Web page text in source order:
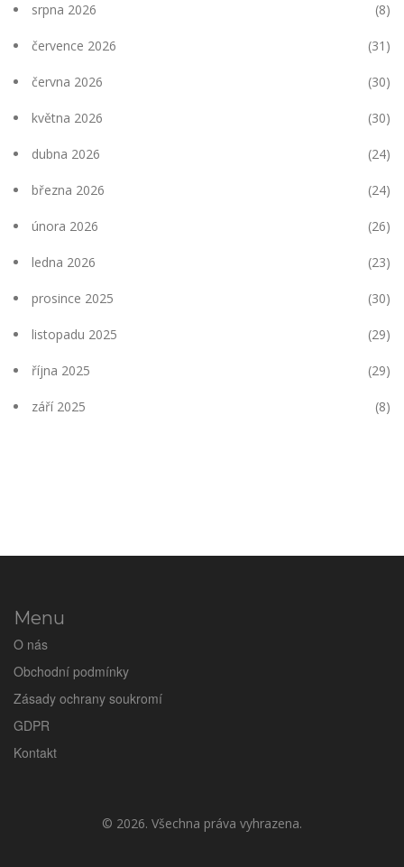
srpna 2026 (8)
července 2026 (31)
června 2026 (30)
května 2026 (30)
dubna 2026 (24)
března 2026 (24)
února 2026 (26)
ledna 2026 (23)
prosince 2025 (30)
listopadu 2025 (29)
října 2025 (29)
září 2025 (8)
Menu
O nás
Obchodní podmínky
Zásady ochrany soukromí
GDPR
Kontakt
© 2026. Všechna práva vyhrazena.